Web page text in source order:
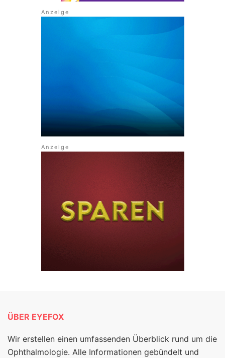
ÜBER EYEFOX
Wir erstellen einen umfassenden Überblick rund um die
Ophthalmologie. Alle Informationen gebündelt und